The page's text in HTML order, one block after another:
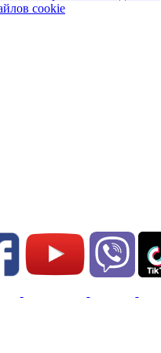
cookie